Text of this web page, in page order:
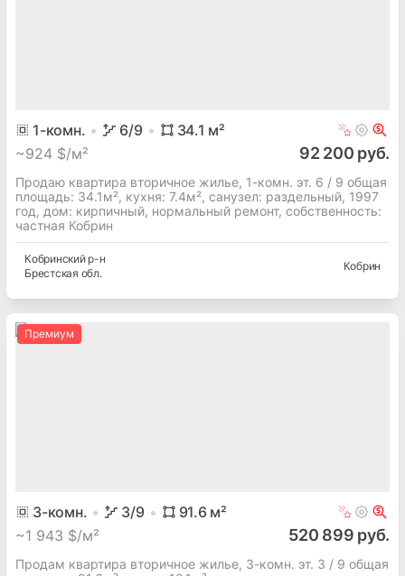
1-комн. 6/9 34.1 м²
~924 $/м² 92 200 руб.
Продаю квартира вторичное жилье, 1-комн. эт. 6 / 9 общая
площадь: 34.1м², кухня: 7.4м², cанузел: раздельный, 1997
год, дом: кирпичный, нормальный ремонт, собственность:
частная Кобрин
Кобринский р-н
Брестская обл.
Кобрин
Премиум
3-комн. 3/9 91.6м²
~1 943 $/м² 520 899 руб.
Продам квартира вторичное жилье, 3-комн. эт. 3 / 9 общая